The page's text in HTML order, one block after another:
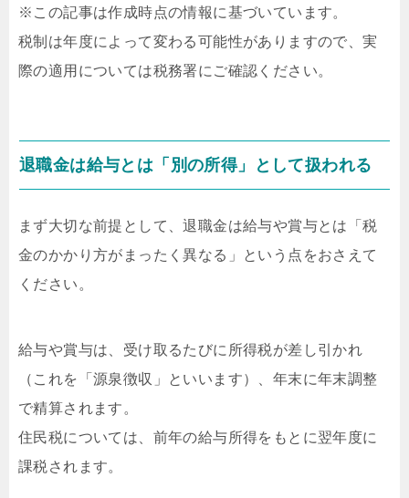
※この記事は作成時点の情報に基づいています。
税制は年度によって変わる可能性がありますので、実
際の適用については税務署にご確認ください。
退職金は給与とは「別の所得」として扱われる
まず大切な前提として、退職金は給与や賞与とは「税
金のかかり方がまったく異なる」という点をおさえて
ください。
給与や賞与は、受け取るたびに所得税が差し引かれ
（これを「源泉徴収」といいます）、年末に年末調整
で精算されます。
住民税については、前年の給与所得をもとに翌年度に
課税されます。